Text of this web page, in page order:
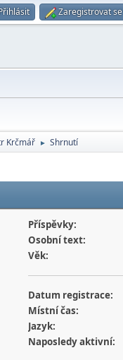
Zaregistrovat se
Krčmář ► Shrnutí
Příspěvky:
Osobní text:
Věk:
Datum registrace:
Místní čas:
Jazyk:
Naposledy aktivní: